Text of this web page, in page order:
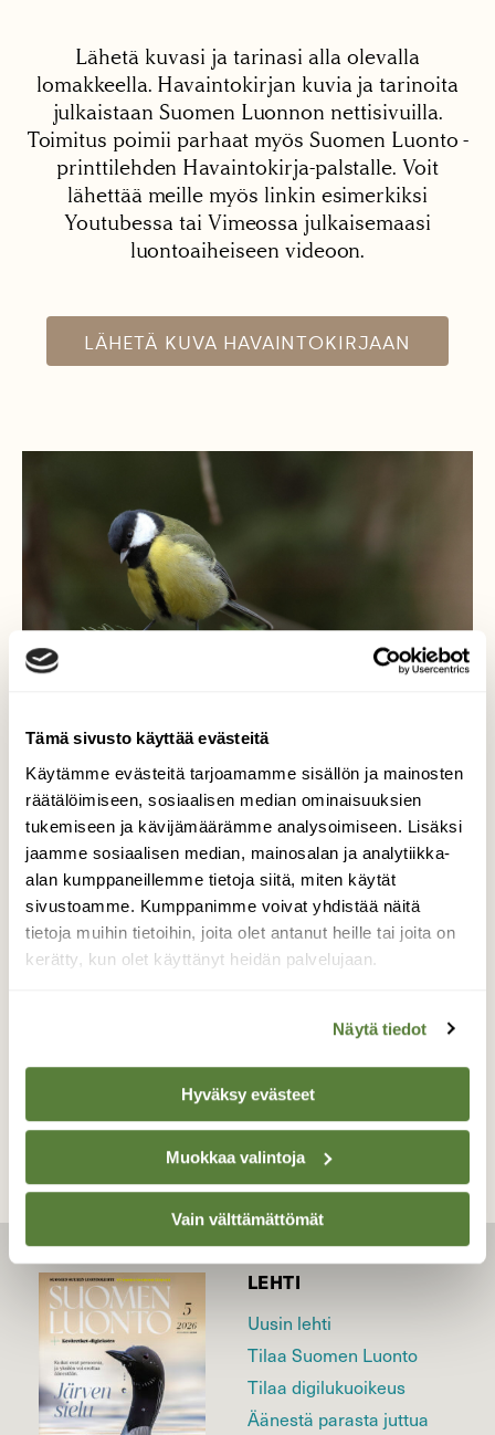
Tämä sivusto käyttää evästeitä
Käytämme evästeitä tarjoamamme sisällön ja mainosten
räätälöimiseen, sosiaalisen median ominaisuuksien
tukemiseen ja kävijämäärämme analysoimiseen. Lisäksi
jaamme sosiaalisen median, mainosalan ja analytiikka-
alan kumppaneillemme tietoja siitä, miten käytät
sivustoamme. Kumppanimme voivat yhdistää näitä
tietoja muihin tietoihin, joita olet antanut heille tai joita on
kerätty, kun olet käyttänyt heidän palvelujaan.
Näytä tiedot
Hyväksy evästeet
Muokkaa valintoja
Vain välttämättömät
Lähetä kuvasi ja tarinasi alla olevalla
lomakkeella. Havaintokirjan kuvia ja tarinoita
julkaistaan Suomen Luonnon nettisivuilla.
Toimitus poimii parhaat myös Suomen Luonto -
printtilehden Havaintokirja-palstalle. Voit
lähettää meille myös linkin esimerkiksi
Youtubessa tai Vimeossa julkaisemaasi
luontoaiheiseen videoon.
LÄHETÄ KUVA HAVAINTOKIRJAAN
Talitiainen
Pikkuhiljaa siirtymistä enemmän metsän
puolelle nyt kun talvi on ohi.
TAKAISIN LISTAAN
LEHTI
Uusin lehti
Tilaa Suomen Luonto
Tilaa digilukuoikeus
Äänestä parasta juttua